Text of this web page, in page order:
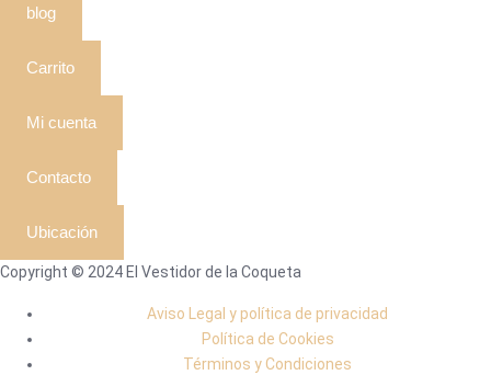
blog
Carrito
Mi cuenta
Contacto
Ubicación
Copyright © 2024 El Vestidor de la Coqueta
Aviso Legal y política de privacidad
Política de Cookies
Términos y Condiciones